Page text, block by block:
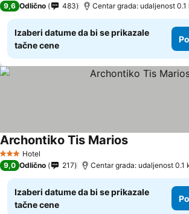
9,6 Odlično 483 Centar grada: udaljenost 0.1
Izaberi datume da bi se prikazale
tačne cene
3 Zvezdice
Hotel
Αrchontiko Tis Marios
9,0 Odlično 217 Centar grada: udaljenost 0.1
Izaberi datume da bi se prikazale
tačne cene